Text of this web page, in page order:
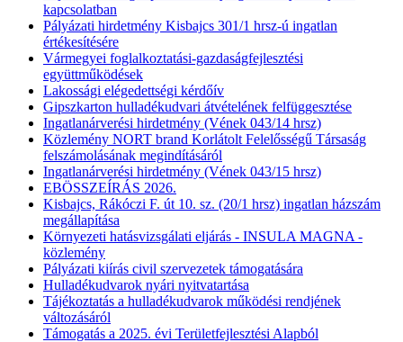
kapcsolatban
Pályázati hirdetmény Kisbajcs 301/1 hrsz-ú ingatlan
értékesítésére
Vármegyei foglalkoztatási-gazdaságfejlesztési
együttműködések
Lakossági elégedettségi kérdőív
Gipszkarton hulladékudvari átvételének felfüggesztése
Ingatlanárverési hirdetmény (Vének 043/14 hrsz)
Közlemény NORT brand Korlátolt Felelősségű Társaság
felszámolásának megindításáról
Ingatlanárverési hirdetmény (Vének 043/15 hrsz)
EBÖSSZEÍRÁS 2026.
Kisbajcs, Rákóczi F. út 10. sz. (20/1 hrsz) ingatlan házszám
megállapítása
Környezeti hatásvizsgálati eljárás - INSULA MAGNA -
közlemény
Pályázati kiírás civil szervezetek támogatására
Hulladékudvarok nyári nyitvatartása
Tájékoztatás a hulladékudvarok működési rendjének
változásáról
Támogatás a 2025. évi Területfejlesztési Alapból